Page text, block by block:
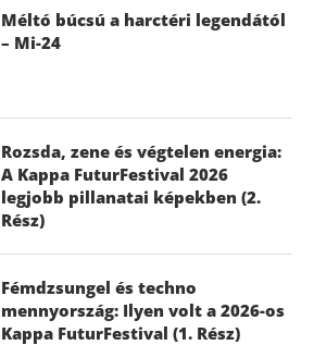
Méltó búcsú a harctéri legendától
– Mi-24
Rozsda, zene és végtelen energia:
A Kappa FuturFestival 2026
legjobb pillanatai képekben (2.
Rész)
Fémdzsungel és techno
mennyország: Ilyen volt a 2026-os
Kappa FuturFestival (1. Rész)